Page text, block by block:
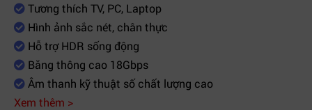
Tương thích TV, PC, Laptop
Hình ảnh sắc nét, chân thực
Hỗ trợ HDR sống động
Băng thông cao 18Gbps
Âm thanh kỹ thuật số chất lượng cao
Xem thêm >